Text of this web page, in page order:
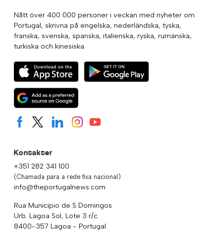
Nått över 400 000 personer i veckan med nyheter om
Portugal, skrivna på engelska, nederländska, tyska,
franska, svenska, spanska, italienska, ryska, rumänska,
turkiska och kinesiska.
Kontakter
+351 282 341 100
(Chamada para a rede fixa nacional)
info@theportugalnews.com
Rua Municipio de S Domingos
Urb. Lagoa Sol, Lote 3 r/c
8400-357 Lagoa - Portugal